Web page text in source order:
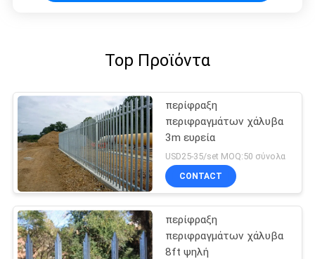
Top Προϊόντα
περίφραξη
περιφραγμάτων χάλυβα
3m ευρεία
USD25-35/set MOQ:50 σύνολα
CONTACT
περίφραξη
περιφραγμάτων χάλυβα
8ft ψηλή